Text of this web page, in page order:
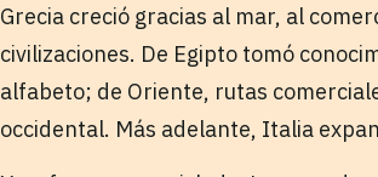
Grecia creció gracias al mar, al
civilizaciones. De Egipto tomó
alfabeto; de Oriente, rutas
occidental. Más adelante, Italia